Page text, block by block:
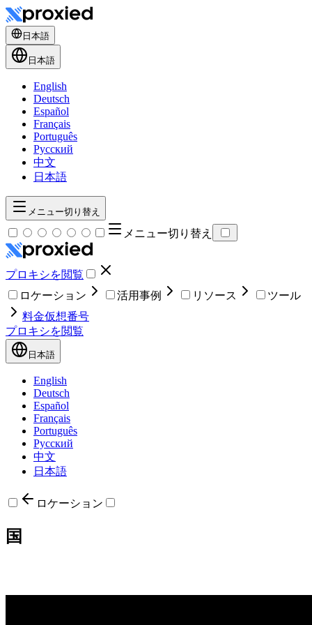
日本語
日本語
English
Deutsch
Español
Français
Português
Русский
中文
日本語
メニュー切り替え
メニュー切り替え
プロキシを閲覧
ロケーション
活用事例 リソース
ツール
料金仮想番号
プロキシを閲覧
日本語
English
Deutsch
Español
Français
Português
Русский
中文
日本語
ロケーション
国